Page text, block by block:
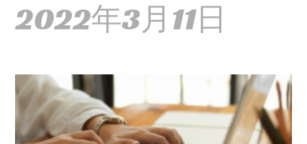
2022年3月11日